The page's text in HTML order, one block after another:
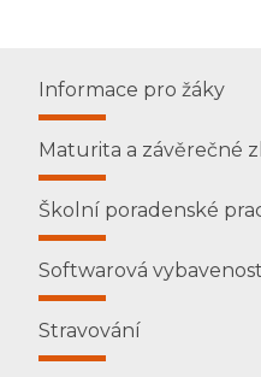
Informace pro žáky
Maturita a závěrečné
Školní poradenské
Softwarová
Stravování